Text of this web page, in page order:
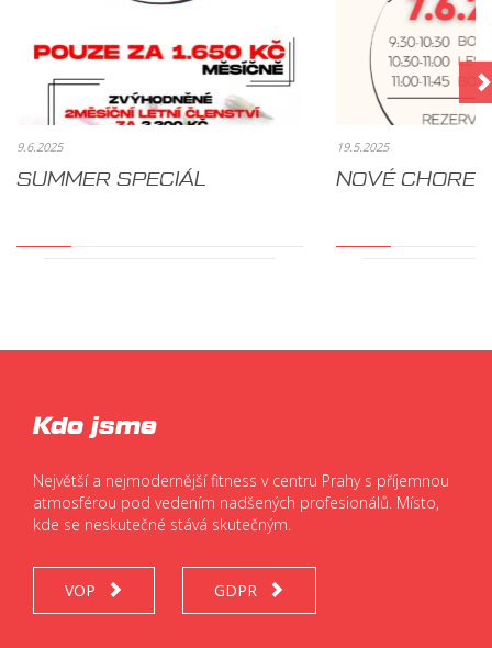
9.6.2025
SUMMER SPECIÁL
19.5.2025
NOVÉ CHOREO
Kdo jsme
Největší a nejmodernější fitness v centru Prahy s příjemnou
atmosférou pod vedením nadšených profesionálů. Místo,
kde se neskutečné stává skutečným.
VOP  GDPR 